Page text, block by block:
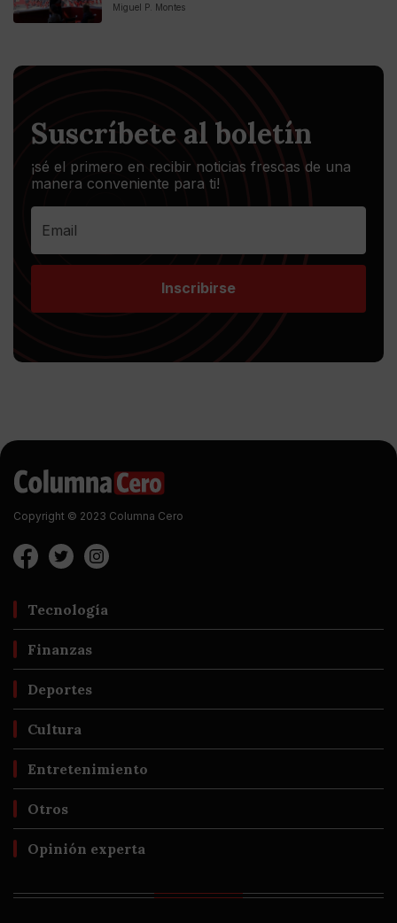
Miguel P. Montes
Suscríbete al boletín
¡sé el primero en recibir noticias frescas de una
manera conveniente para ti!
Inscribirse
Copyright © 2023 Columna Cero
Tecnología
Finanzas
Deportes
Cultura
Entretenimiento
Otros
Opinión experta